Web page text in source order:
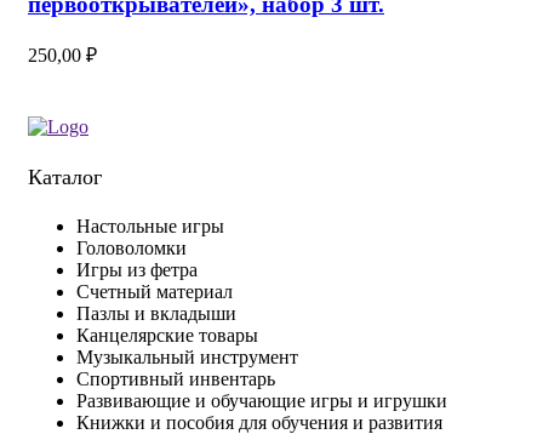
250,00 ₽
Каталог
Настольные игры
Головоломки
Игры из фетра
Счетный материал
Пазлы и вкладыши
Канцелярские товары
Музыкальный инструмент
Спортивный инвентарь
Развивающие и обучающие игры и игрушки
Книжки и пособия для обучения и развития